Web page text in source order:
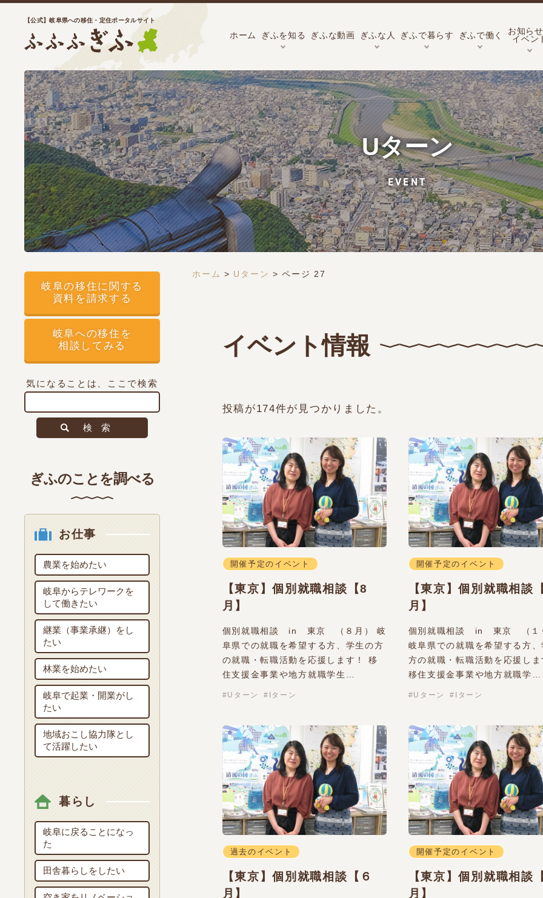
【公式】岐阜県への移住・定住ポータルサイト
ホーム ぎふを知る ぎふな動画 ぎふな人 ぎふで暮らす ぎふで働く
お知ら
イベン
Uターン
EVENT
岐阜の移住に関する
資料を請求する
岐阜への移住を
相談してみる
気になることは、ここで検索
検索
ぎふのことを調べる
お仕事
農業を始めたい
岐阜からテレワークを
して働きたい
継業（事業承継）をし
たい
林業を始めたい
岐阜で起業・開業がし
たい
地域おこし協力隊とし
て活躍したい
暮らし
岐阜に戻ることになっ
た
田舎暮らしをしたい
ホーム > Uターン >ページ 27
イベント情報
投稿が174件が見つかりました。
開催予定のイベント
【東京】個別就職相談【8
月】
個別就職相談 in 東京 （８月） 岐
阜県での就職を希望する方、学生の方
の就職・転職活動を応援します！ 移
住支援金事業や地方就職学生…
Uターン Iターン
開催予定のイベント
【東京】個別就職相談
月】
個別就職相談 in 東京 （１
岐阜県での就職を希望する方
方の就職・転職活動を応援し
移住支援金事業や地方就職学…
Uターン Iターン
過去のイベント
【東京】個別就職相談【６
月】
開催予定のイベント
【東京】個別就職相談
月】